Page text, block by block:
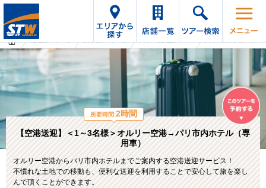
【空港送迎】＜1～3名様＞オルリー空港→パリ市内ホテル（専
用車）
オルリー空港からパリ市内ホテルまでご案内する空港送迎サービス！
不慣れな土地での移動も、便利な送迎を利用することで安心して旅を楽し
んで頂くことができます。
所要時間:2時間